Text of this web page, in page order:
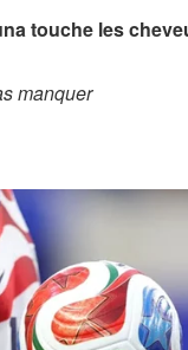
touche les
manquer